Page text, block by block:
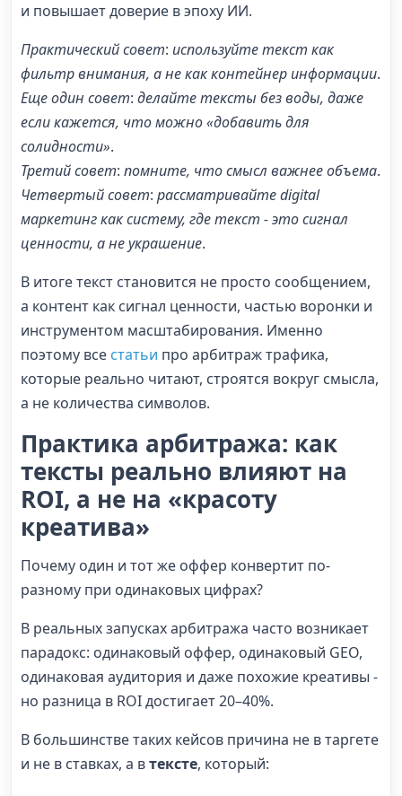
и повышает доверие в эпоху ИИ.
Практический совет: используйте текст как
фильтр внимания, а не как контейнер информации.
Еще один совет: делайтетексты без воды, даже
если кажется, что можно «добавить для
солидности».
Третий совет: помните, чтосмысл важнее объема.
Четвертый совет: рассматривайтеdigital
маркетингкак систему, где текст - это сигнал
ценности, а не украшение.
В итоге текст становится не просто сообщением,
а контент как сигнал ценности, частью воронки и
инструментом масштабирования. Именно
поэтому все статьи про арбитраж трафика,
которые реально читают, строятся вокруг смысла,
а не количества символов.
Практика арбитража: как
тексты реально влияют на
ROI, а не на «красоту
креатива»
Почему один и тот же оффер конвертит по-
разному при одинаковых цифрах?
В реальных запусках арбитража часто возникает
парадокс: одинаковый оффер, одинаковый GEO,
одинаковая аудитория и даже похожие креативы -
но разница в ROI достигает 20–40%.
В большинстве таких кейсов причина не в таргете
и не в ставках, а втексте, который: